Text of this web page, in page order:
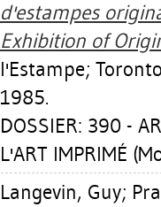
d'estampes
Exhibition of
l'Estampe;
1985.
DOSSIER: 390 -
L'ART IMPRIMÉ
Langevin, Guy;